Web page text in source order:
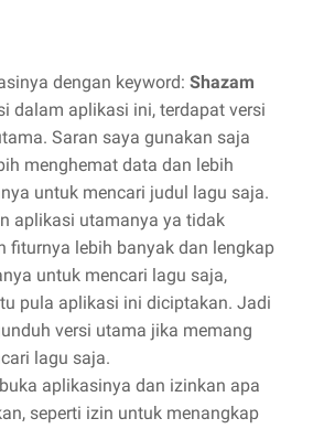
dengan keyword: Shazam
dalam aplikasi ini, terdapat versi
Saran saya gunakan saja
menghemat data dan lebih
untuk mencari judul lagu saja.
aplikasi utamanya ya tidak
fiturnya lebih banyak dan lengkap
untuk mencari lagu saja,
pula aplikasi ini diciptakan. Jadi
versi utama jika memang
lagu saja.
aplikasinya dan izinkan apa
seperti izin untuk menangkap